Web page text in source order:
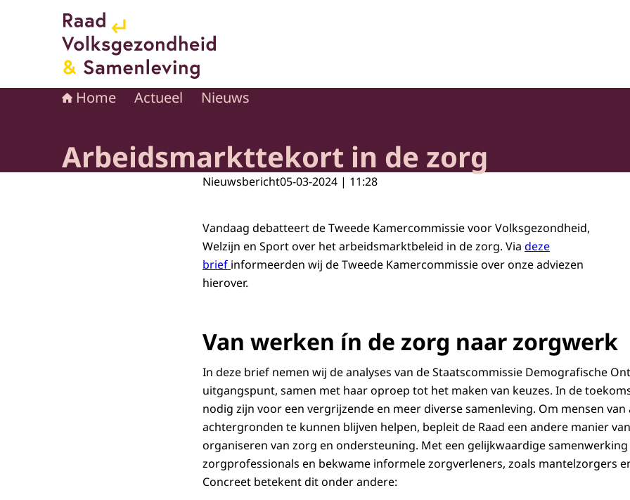
Naar de homepage van Raad voor Volksgezondheid en Samenleving
Home Actueel Nieuws
Arbeidsmarkttekort in de zorg
Nieuwsbericht05-03-2024 | 11:28
Vandaag debatteert de Tweede Kamercommissie voor Volksgezondheid,
Welzijn en Sport over het arbeidsmarktbeleid in de zorg. Via deze
brief informeerden wij de Tweede Kamercommissie over onze adviezen
hierover.
Van werken ín de zorg naar zorgwerk
In deze brief nemen wij de analyses van de Staatscommissie Demografische
uitgangspunt, samen met haar oproep tot het maken van keuzes. In de
nodig zijn voor een vergrijzende en meer diverse samenleving. Om mensen
achtergronden te kunnen blijven helpen, bepleit de Raad een andere manier
organiseren van zorg en ondersteuning. Met een gelijkwaardige
zorgprofessionals en bekwame informele zorgverleners, zoals mantelzorgers
Concreet betekent dit onder andere: